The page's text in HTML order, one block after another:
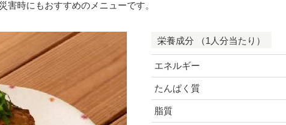
害時にもおすすめのメニューです。
栄養成分 （1人分当たり）
エネルギー
たんぱく質
脂質